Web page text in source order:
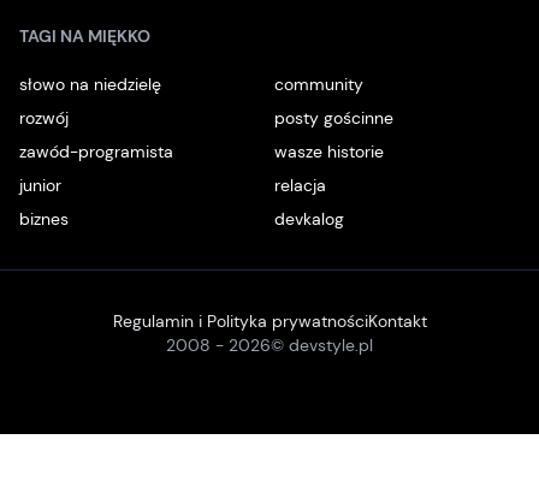
TAGI NA MIĘKKO
słowo na niedzielę
community
rozwój
posty gościnne
zawód-programista
wasze historie
junior
relacja
biznes
devkalog
2008 - 2026© devstyle.pl
Regulamin i Polityka prywatnościKontakt